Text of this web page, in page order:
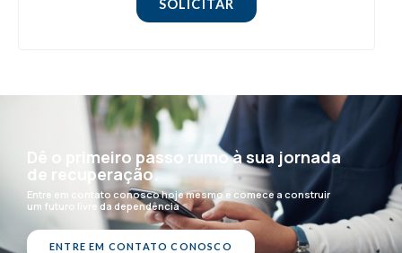
SOLICITAR
Dê o primeiro passo rumo à sua jornada
de recuperação.
Entre em contato conosco hoje mesmo e comece a construir
um futuro livre da dependência
ENTRE EM CONTATO CONOSCO